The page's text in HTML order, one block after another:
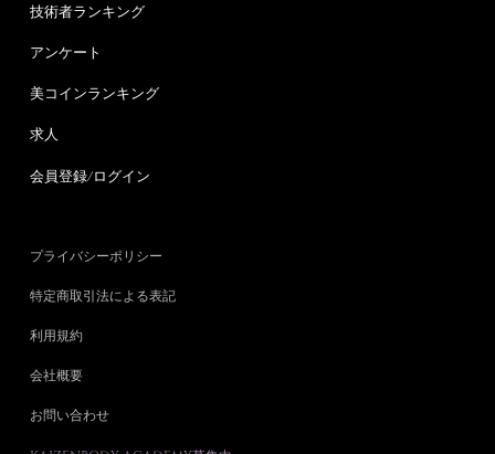
技術者ランキング
アンケート
美コインランキング
求人
会員登録/ログイン
プライバシーポリシー
特定商取引法による表記
利用規約
会社概要
お問い合わせ